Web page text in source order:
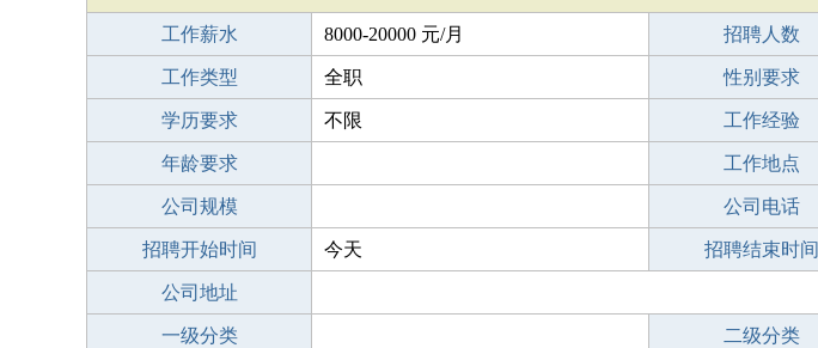
工作薪水 8000-20000 元/月 招聘人数
工作类型 全职 性别要求
学历要求 不限 工作经验
年龄要求 工作地点
公司规模 公司电话
招聘开始时间 今天 招聘结束时间
公司地址
一级分类 二级分类